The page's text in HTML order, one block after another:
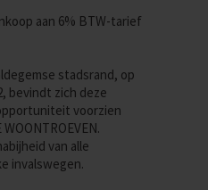
aan 6% BTW-tarief
stadsrand, op
bevindt zich deze
voorzien
van alle
invalswegen.